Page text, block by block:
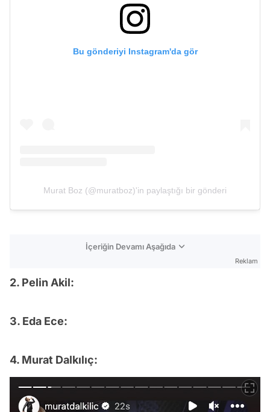
Bu gönderiyi Instagram'da gör
Murat Boz (@muratboz)'in paylaştığı bir gönderi
İçeriğin Devamı Aşağıda
Reklam
2. Pelin Akil:
3. Eda Ece:
4. Murat Dalkılıç: